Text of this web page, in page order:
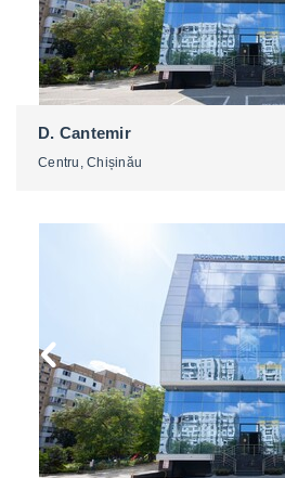
D. Cantemir
Centru, Chișinău